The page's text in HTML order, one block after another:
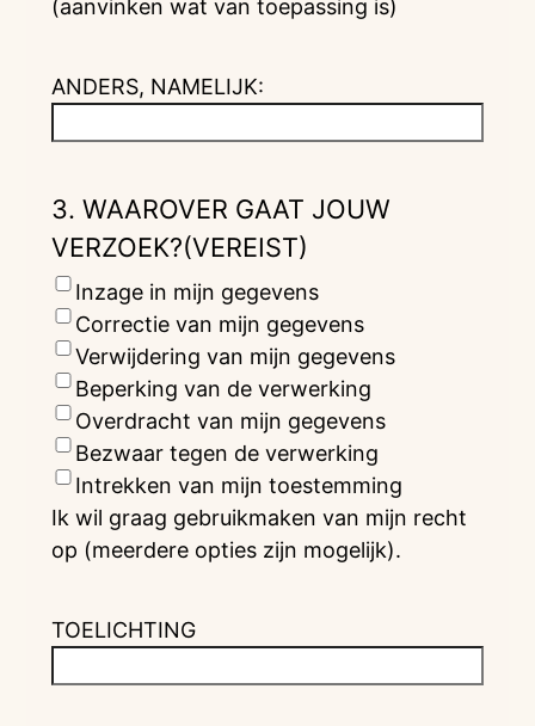
(aanvinken wat van toepassing is)
ANDERS, NAMELIJK:
3. WAAROVER GAAT JOUW
VERZOEK?(VEREIST)
Inzage in mijn gegevens
Correctie van mijn gegevens
Verwijdering van mijn gegevens
Beperking van de verwerking
Overdracht van mijn gegevens
Bezwaar tegen de verwerking
Intrekken van mijn toestemming
Ik wil graag gebruikmaken van mijn recht
op (meerdere opties zijn mogelijk).
TOELICHTING